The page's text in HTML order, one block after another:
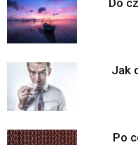
Do
Jak
Po